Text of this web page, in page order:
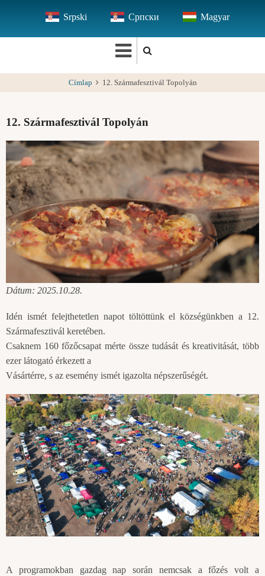
tartalomra
Srpski Српски Magyar
Címlap 12. Szármafesztivál Topolyán
12. Szármafesztivál Topolyán
Dátum: 2025.10.28.
Idén ismét felejthetetlen napot töltöttünk el községünkben a 12.
Szármafesztivál keretében.
Csaknem 160 főzőcsapat mérte össze tudását és kreativitását, több
ezer látogató érkezett a
Vásártérre, s az esemény ismét igazolta népszerűségét.
A programokban gazdag nap során nemcsak a főzés volt a